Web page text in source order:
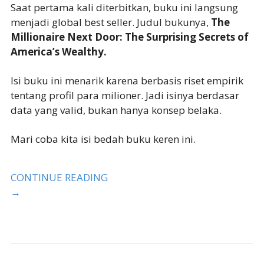
Saat pertama kali diterbitkan, buku ini langsung
menjadi global best seller. Judul bukunya, The
Millionaire Next Door: The Surprising Secrets of
America’s Wealthy.
Isi buku ini menarik karena berbasis riset empirik
tentang profil para milioner. Jadi isinya berdasar
data yang valid, bukan hanya konsep belaka.
Mari coba kita isi bedah buku keren ini.
CONTINUE READING
→